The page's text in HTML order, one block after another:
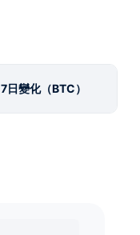
7日變化（BTC）